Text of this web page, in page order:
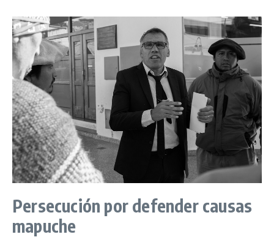
Persecución por defender causas
mapuche